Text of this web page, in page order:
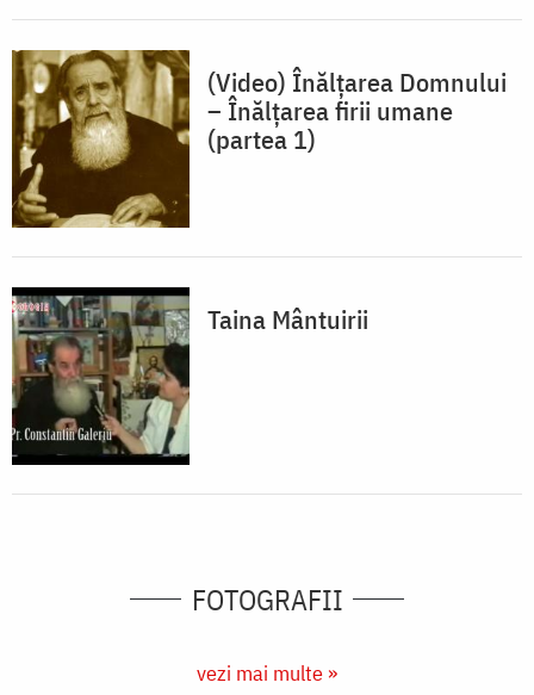
(Video) Înălţarea Domnului
– Înălţarea firii umane
(partea 1)
Taina Mântuirii
FOTOGRAFII
vezi mai multe »